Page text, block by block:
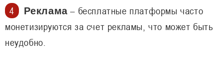
Реклама– бесплатные платформы часто
монетизируются за счет рекламы, что может быть
неудобно.